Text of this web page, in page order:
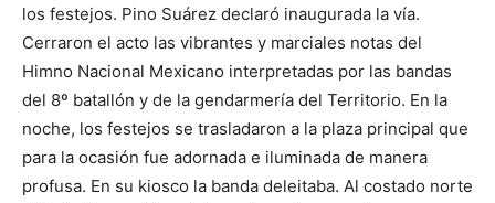
los festejos. Pino Suárez declaró inaugurada la vía.
Cerraron el acto las vibrantes y marciales notas del
Himno Nacional Mexicano interpretadas por las bandas
del 8º batallón y de la gendarmería del Territorio. En la
noche, los festejos se trasladaron a la plaza principal que
para la ocasión fue adornada e iluminada de manera
profusa. En su kiosco la banda deleitaba. Al costado norte